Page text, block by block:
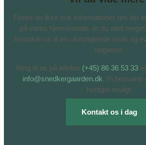
Finder du ikke nok informationer om din
på vores hjemmeside, er du altid
kontakte os til en uforpligtende snak og
opgaven.
Ring til os på telefon (+45) 86 36 53 33
info@snedkergaarden.dk. Vi besvarer
hurtigst muligt.
Kontakt os i dag